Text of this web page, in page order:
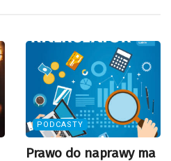
PODCASTY
Prawo do naprawy ma